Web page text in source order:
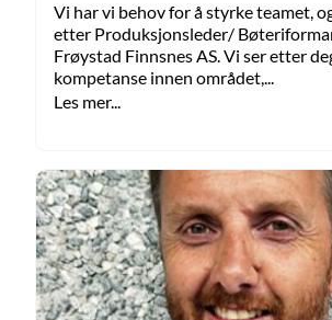
Vi har vi behov for å styrke teamet,
etter Produksjonsleder/
Frøystad Finnsnes AS. Vi ser etter
kompetanse innen området,...
Les mer...